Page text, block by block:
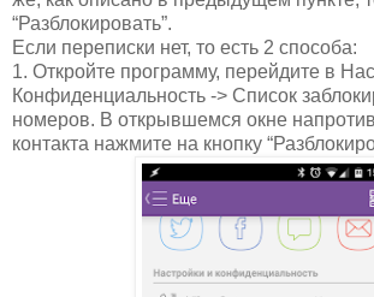
“Разблокировать”.
Если переписки нет, то есть 2 способа:
1. Откройте программу, перейдите в
Конфиденциальность -> Список
номеров. В открывшемся окне
контакта нажмите на кнопку